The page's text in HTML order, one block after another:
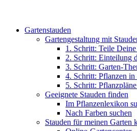
Gartenstauden
Gartengestaltung mit
1. Schritt: Teile
2. Schritt: Einteilung
3. Schritt: Garten-
4. Schritt: Pflanzen
5. Schritt:
Geeignete Stauden finden
Im Pflanzenlexikon
Nach Farben suchen
Stauden für meinen Garten